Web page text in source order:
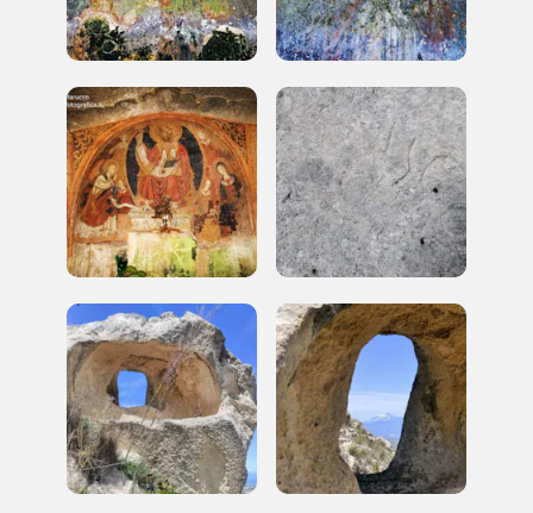
Ingresso gratuito
nei Beni FAI tutto l'anno
Museo
Sansevero
Palazzo Strozzi
Firenze
Gallerie